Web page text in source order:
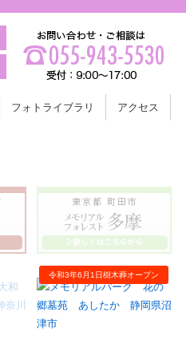
フォトライブラリ アクセス